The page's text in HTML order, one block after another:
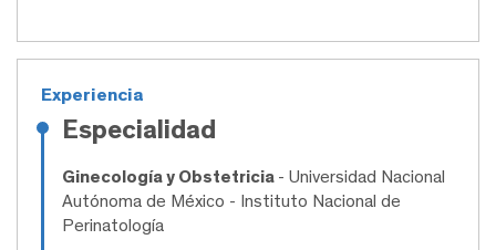
Experiencia
Especialidad
Ginecología y Obstetricia - Universidad Nacional
Autónoma de México - Instituto Nacional de
Perinatología